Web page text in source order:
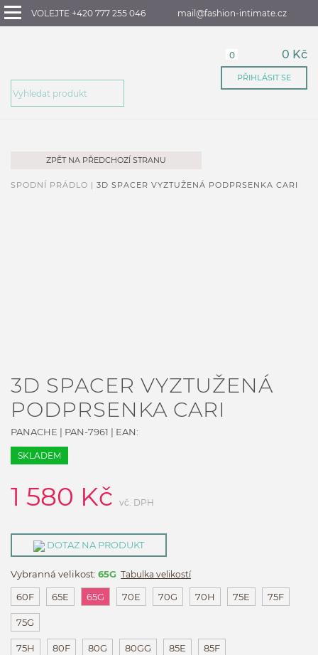
VOLEJTE +420 777 255 046 mail@fashion-intimate.cz
0 0 Kč
PŘIHLÁSIT SE
ZPĚT NA PŘEDCHOZÍ STRANU
SPODNÍ PRÁDLO | 3D SPACER VYZTUŽENÁ PODPRSENKA CARI
3D SPACER VYZTUŽENÁ
PODPRSENKA CARI
PANACHE | PAN-7961 | EAN:
SKLADEM
1 580 Kč vč. DPH
DOTAZ NA PRODUKT
Vybranná velikost: 65G Tabulka velikostí
60F 65E 65G 70E 70G 70H 75E 75F
75G
75H 80F 80G 80GG 85E 85F